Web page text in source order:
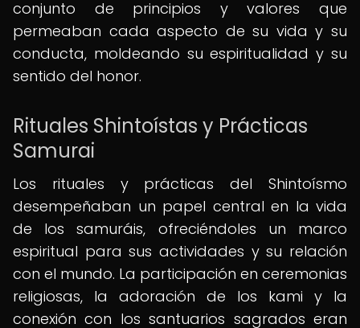
conjunto de principios y valores que
permeaban cada aspecto de su vida y su
conducta, moldeando su espiritualidad y su
sentido del honor.
Rituales Shintoístas y Prácticas
Samurai
Los rituales y prácticas del Shintoísmo
desempeñaban un papel central en la vida
de los samuráis, ofreciéndoles un marco
espiritual para sus actividades y su relación
con el mundo. La participación en ceremonias
religiosas, la adoración de los kami y la
conexión con los santuarios sagrados eran